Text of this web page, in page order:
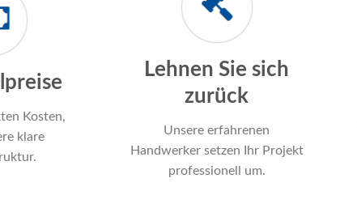
Kosten,
klare
Lehnen Sie sich
zurück
Unsere erfahrenen
Handwerker setzen Ihr Projekt
professionell um.